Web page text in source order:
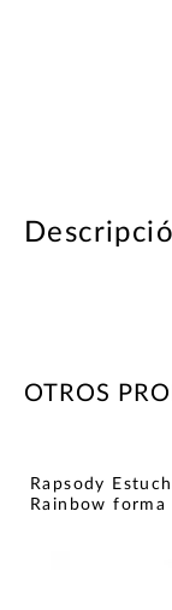
OTROS
Rapsody
Rainbow forma